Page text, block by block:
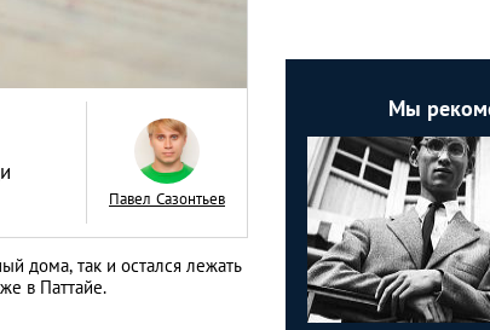
Павел Сазонтьев
дома, так и остался лежать
в Паттайе.
Мы